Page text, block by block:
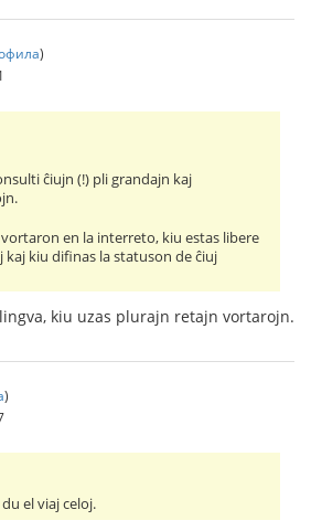
)
ĉiujn (!) pli grandajn kaj
en la interreto, kiu estas libere
kaj kiu difinas la statuson de ĉiuj
kiu uzas plurajn retajn vortarojn.
)
el viaj celoj.